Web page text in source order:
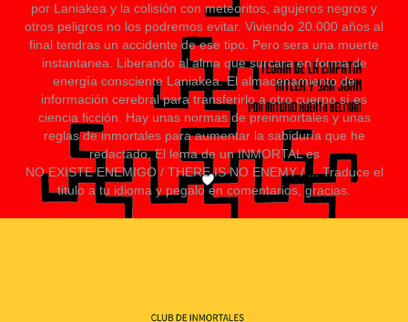
por Laniakea y la colisión con meteoritos, agujeros negros y
otros peligros no los podremos evitar. Viviendo 20.000 años al
final tendras un accidente de ese tipo. Pero sera una muerte
instantanea. Liberando al alma que surcara en forma de
energía consciente Laniakea. El almacenamiento de
información cerebral para transferirlo a otro cuerpo sí es
ciencia ficción. Hay unas normas de preinmortales y unas
reglas de inmortales para aumentar la sabiduría que he
redactado. El lema de un INMORTAL es
NO EXISTE ENEMIGO / THERE IS NO ENEMY / ... Traduce el
titulo a tu idioma y pegalo en comentarios, gracias.